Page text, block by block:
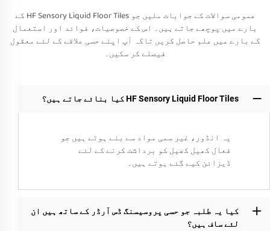
عمومی سوالات کے جوابات ملیں جو HF Sensory Liquid Floor Tiles کے
بارے میں پوچھے جاتے ہیں۔ اس کے خصوصیات، فوائد اور استعمال
کے بارے میں علم حاصل کریں تاکہ آپ اپنے حسی علاقے کے لئے معقول
فیصلے کر سکیں۔
HF Sensory Liquid Floor Tiles کیا بنائے جاتے ہیں؟
یہ انڈور، غیر سمی مواد سے بنے ہوتے ہیں جو
فعال کھیل کھیل کو برداشت کرنے کے لئے
ڈیزائن کیے گئے ہوتے ہیں۔
کیا یہ طلبہ جو حسی پروسیسنگ ڈس آرڈر کے ساتھ ہیں ان
لئے ساف ہیں؟